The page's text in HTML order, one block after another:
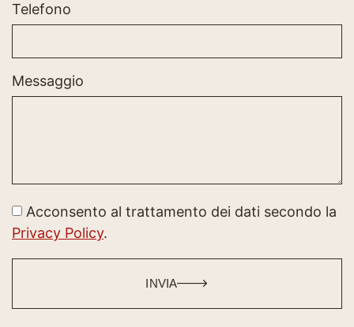
Telefono
Messaggio
Acconsento al trattamento dei dati secondo la
Privacy Policy.
INVIA